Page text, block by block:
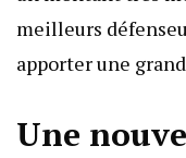
meilleurs
apporter une
Une